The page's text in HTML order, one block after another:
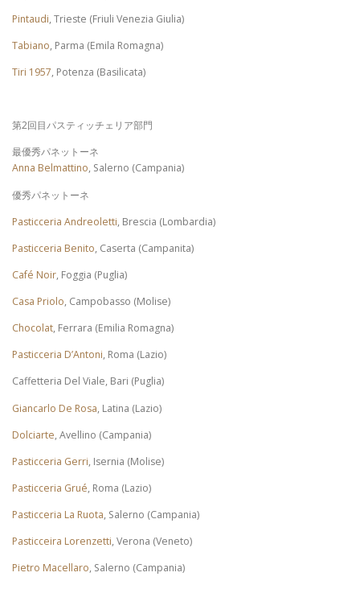
Pintaudi, Trieste (Friuli Venezia Giulia)
Tabiano, Parma (Emila Romagna)
Tiri 1957, Potenza (Basilicata)
第2回目パスティッチェリア部門
最優秀パネットーネ
Anna Belmattino, Salerno (Campania)
優秀パネットーネ
Pasticceria Andreoletti, Brescia (Lombardia)
Pasticceria Benito, Caserta (Campanita)
Café Noir, Foggia (Puglia)
Casa Priolo, Campobasso (Molise)
Chocolat, Ferrara (Emilia Romagna)
Pasticceria D’Antoni, Roma (Lazio)
Caffetteria Del Viale, Bari (Puglia)
Giancarlo De Rosa, Latina (Lazio)
Dolciarte, Avellino (Campania)
Pasticceria Gerri, Isernia (Molise)
Pasticceria Grué, Roma (Lazio)
Pasticceria La Ruota, Salerno (Campania)
Pasticceira Lorenzetti, Verona (Veneto)
Pietro Macellaro, Salerno (Campania)